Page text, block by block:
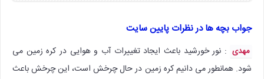
جواب بچه ها در نظرات پایین سایت
مهدی : نور خورشید باعث ایجاد تغییرات آب و هوایی در کره زمین می
شود. همانطور می دانیم کره زمین در حال چرخش است، این چرخش باعث